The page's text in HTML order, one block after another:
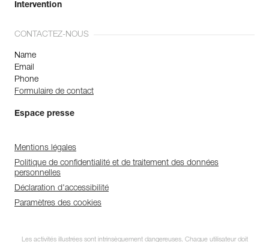
Intervention
CONTACTEZ-NOUS
Name
Email
Phone
Formulaire de contact
Espace presse
Mentions légales
Politique de confidentialité et de traitement des données
personnelles
Déclaration d'accessibilité
Paramètres des cookies
Les activités illustrées sont intrinsèquement dangereuses. Chaque utilisateur doit